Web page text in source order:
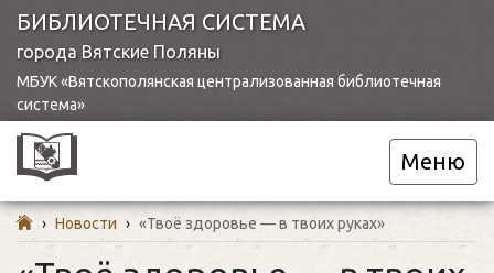
БИБЛИОТЕЧНАЯ СИСТЕМА
города Вятские Поляны
МБУК «Вятскополянская централизованная библиотечная
система»
Меню
› Новости › «Твоё здоровье — в твоих руках»